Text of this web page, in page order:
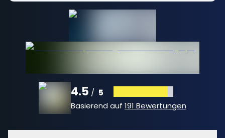
4.5 / 5
Basierend auf 191 Bewertungen